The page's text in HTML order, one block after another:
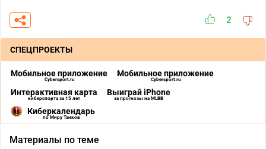
2
СПЕЦПРОЕКТЫ
Мобильное приложение
Cybersport.ru
Мобильное приложение
Cybersport.ru
Интерактивная карта
киберспорта за 15 лет
Выиграй iPhone
за прогнозы на MLBB
Киберкалендарь
по Миру Танков
Материалы по теме